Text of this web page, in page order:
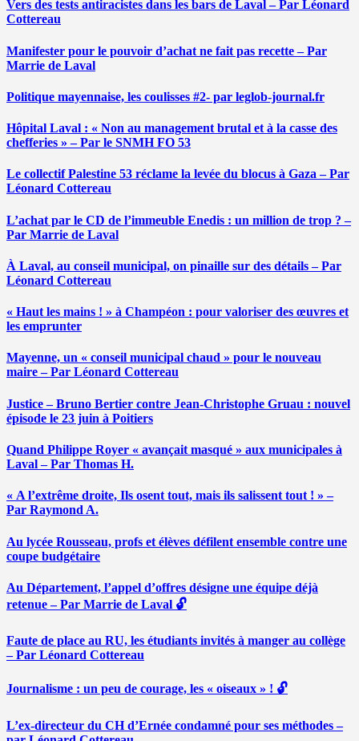
Vers des tests antiracistes dans les bars de Laval – Par Léonard
Cottereau
Manifester pour le pouvoir d’achat ne fait pas recette – Par
Marrie de Laval
Politique mayennaise, les coulisses #2- par leglob-journal.fr
Hôpital Laval : « Non au management brutal et à la casse des
chefferies » – Par le SNMH FO 53
Le collectif Palestine 53 réclame la levée du blocus à Gaza – Par
Léonard Cottereau
L’achat par le CD de l’immeuble Enedis : un million de trop ? –
Par Marrie de Laval
À Laval, au conseil municipal, on pinaille sur des détails – Par
Léonard Cottereau
« Haut les mains ! » à Champéon : pour valoriser des œuvres et
les emprunter
Mayenne, un « conseil municipal chaud » pour le nouveau
maire – Par Léonard Cottereau
Justice – Bruno Bertier contre Jean-Christophe Gruau : nouvel
épisode le 23 juin à Poitiers
Quand Philippe Royer « avançait masqué » aux municipales à
Laval – Par Thomas H.
« A l’extrême droite, Ils osent tout, mais ils salissent tout ! » –
Par Raymond A.
Au lycée Rousseau, profs et élèves défilent ensemble contre une
coupe budgétaire
Au Département, l’appel d’offres désigne une équipe déjà
retenue – Par Marrie de Laval 🔓
Faute de place au RU, les étudiants invités à manger au collège
– Par Léonard Cottereau
Journalisme : un peu de courage, les « oiseaux » ! 🔓
L’ex-directeur du CH d’Ernée condamné pour ses méthodes –